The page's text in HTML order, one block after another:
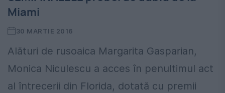
Miami
30 MARTIE 2016
Alături de rusoaica Margarita Gasparian,
Monica Niculescu a acces în penultimul act
al întrecerii din Florida, dotată cu premii